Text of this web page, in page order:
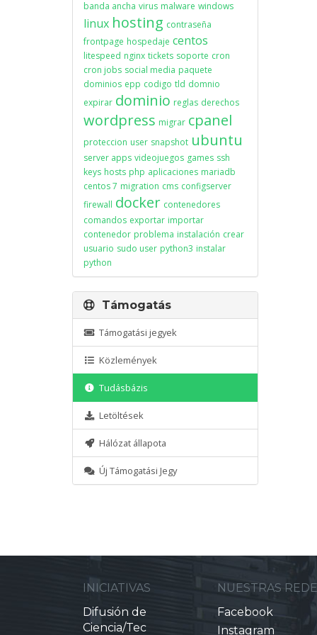
banda ancha virus malware windows
linux hosting contraseña
frontpage hospedaje centos
litespeed nginx tickets soporte cron
cron jobs social media paquete
dominios epp codigo tld domnio
expirar dominio reglas derechos
wordpress migrar cpanel
proteccion user snapshot ubuntu
server apps videojuegos games ssh
keys hosts php aplicaciones mariadb
centos 7 migration cms configserver
firewall docker contenedores
comandos exportar importar
contenedor problema instalación crear
usuario sudo user python3 instalar
python
Támogatás
Támogatási jegyek
Közlemények
Tudásbázis
Letöltések
Hálózat állapota
Új Támogatási Jegy
INICIATIVAS
Difusión de
Ciencia/Tec
NUESTRAS
Facebook
Instagram